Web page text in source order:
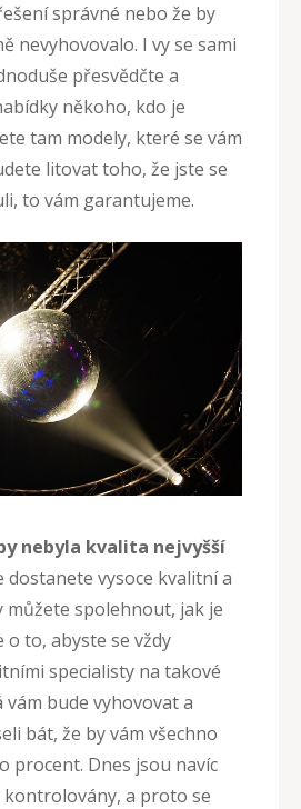
správné nebo že by
nevyhovovalo. I vy se sami
přesvědčte a
někoho, kdo je
tam modely, které se vám
litovat toho, že jste se
to vám garantujeme.
nebyla kvalita nejvyšší
dostanete vysoce kvalitní a
můžete spolehnout, jak je
o to, abyste se vždy
specialisty na takové
bude vyhovovat a
bát, že by vám všechno
procent. Dnes jsou navíc
kontrolovány, a proto se